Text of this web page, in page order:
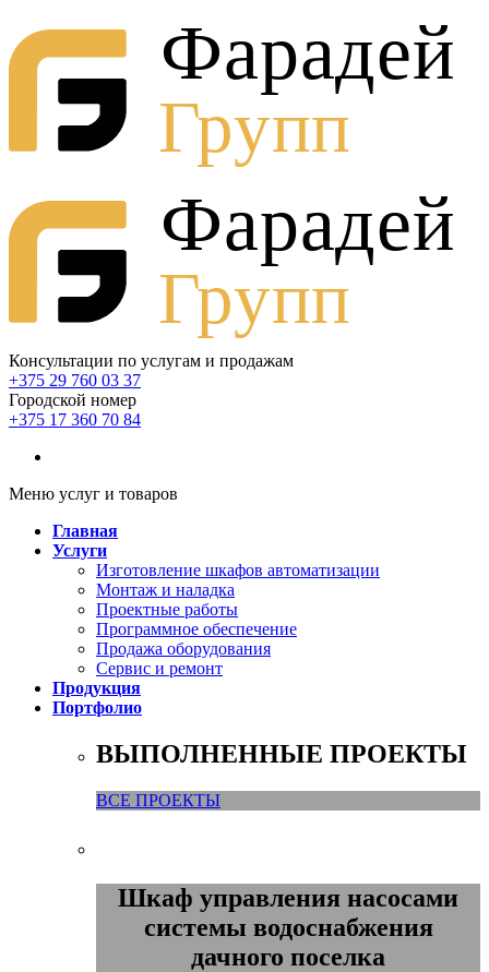
Консультации по услугам и продажам
+375 29 760 03 37
Городской номер
+375 17 360 70 84
Меню услуг и товаров
Главная
Услуги
Изготовление шкафов автоматизации
Монтаж и наладка
Проектные работы
Программное обеспечение
Продажа оборудования
Сервис и ремонт
Продукция
Портфолио
ВЫПОЛНЕННЫЕ ПРОЕКТЫ
ВСЕ ПРОЕКТЫ
Шкаф управления насосами
системы водоснабжения
дачного поселка